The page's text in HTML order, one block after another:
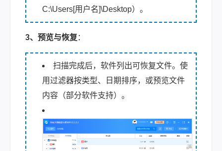
C:\Users[用户名]\Desktop）。
3、预览与恢复 ：
扫描完成后，软件列出可恢复文件。使
用过滤器按类型、日期排序，或预览文件
内容（部分软件支持）。